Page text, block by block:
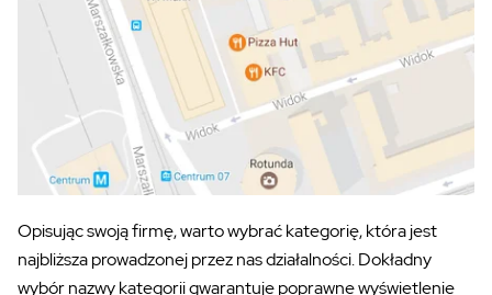
Opisując swoją firmę, warto wybrać kategorię, która jest
najbliższa prowadzonej przez nas działalności. Dokładny
wybór nazwy kategorii gwarantuje poprawne wyświetlenie